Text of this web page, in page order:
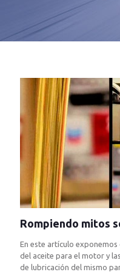
Rompiendo mitos
En este artículo
del aceite para el motor y
de lubricación del mismo